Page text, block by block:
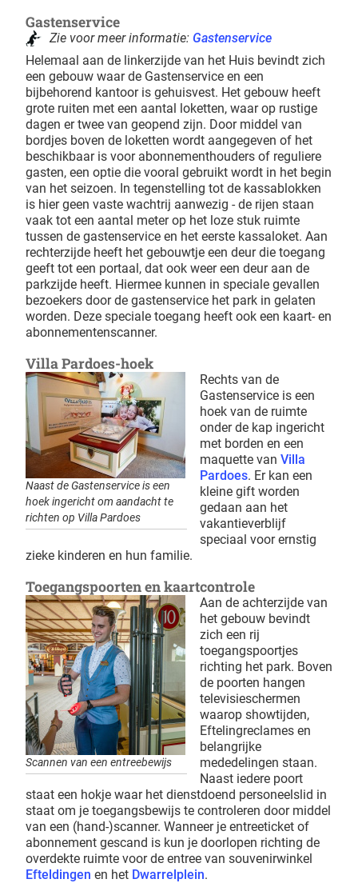
Gastenservice
Zie voor meer informatie: Gastenservice
Helemaal aan de linkerzijde van het Huis bevindt zich
een gebouw waar de Gastenservice en een
bijbehorend kantoor is gehuisvest. Het gebouw heeft
grote ruiten met een aantal loketten, waar op rustige
dagen er twee van geopend zijn. Door middel van
bordjes boven de loketten wordt aangegeven of het
beschikbaar is voor abonnementhouders of reguliere
gasten, een optie die vooral gebruikt wordt in het begin
van het seizoen. In tegenstelling tot de kassablokken
is hier geen vaste wachtrij aanwezig - de rijen staan
vaak tot een aantal meter op het loze stuk ruimte
tussen de gastenservice en het eerste kassaloket. Aan
rechterzijde heeft het gebouwtje een deur die toegang
geeft tot een portaal, dat ook weer een deur aan de
parkzijde heeft. Hiermee kunnen in speciale gevallen
bezoekers door de gastenservice het park in gelaten
worden. Deze speciale toegang heeft ook een kaart- en
abonnementenscanner.
Villa Pardoes-hoek
Naast de Gastenservice is een
hoek ingericht om aandacht te
richten op Villa Pardoes
Rechts van de
Gastenservice is een
hoek van de ruimte
onder de kap ingericht
met borden en een
maquette van Villa
Pardoes. Er kan een
kleine gift worden
gedaan aan het
vakantieverblijf
speciaal voor ernstig
zieke kinderen en hun familie.
Toegangspoorten en kaartcontrole
Scannen van een entreebewijs
Aan de achterzijde van
het gebouw bevindt
zich een rij
toegangspoortjes
richting het park. Boven
de poorten hangen
televisieschermen
waarop showtijden,
Eftelingreclames en
belangrijke
mededelingen staan.
Naast iedere poort
staat een hokje waar het dienstdoend personeelslid in
staat om je toegangsbewijs te controleren door middel
van een (hand-)scanner. Wanneer je entreeticket of
abonnement gescand is kun je doorlopen richting de
overdekte ruimte voor de entree van souvenirwinkel
Efteldingen en het Dwarrelplein.